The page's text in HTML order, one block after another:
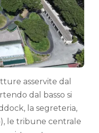
asservite dal
dal basso si
la segreteria,
le tribune centrale